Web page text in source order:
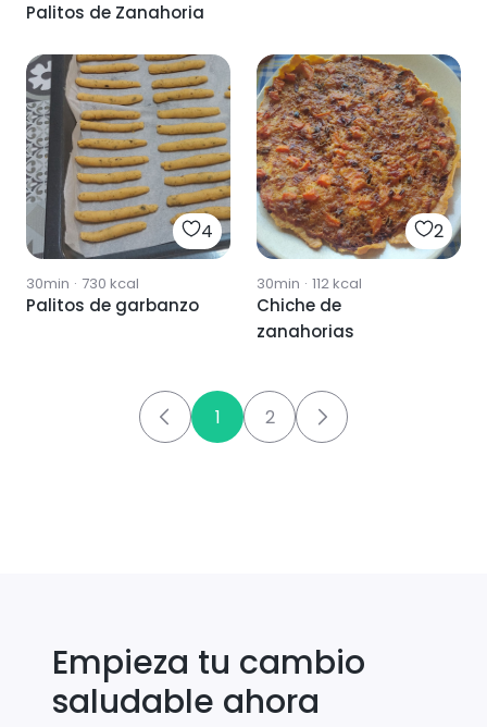
Palitos de Zanahoria
4
30min · 730 kcal
Palitos de garbanzo
2
30min · 112kcal
Chiche de
zanahorias
1 2
Empieza tu cambio
saludable ahora